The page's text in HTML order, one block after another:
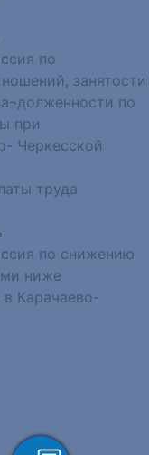
по
занятости
по
при
Черкесской
труда
по снижению
ниже
Карачаево-